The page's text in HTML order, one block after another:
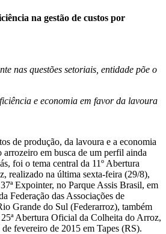
na gestão de custos por
nas questões setoriais, entidade põe o
e economia em favor da lavoura
de produção, da lavoura e a economia
arrozeiro em busca de um perfil ainda
foi o tema central da 11º Abertura
realizado na última sexta-feira (29/8),
Expointer, no Parque Assis Brasil, em
Federação das Associações de
Grande do Sul (Federarroz), também
Abertura Oficial da Colheita do Arroz,
fevereiro de 2015 em Tapes (RS).